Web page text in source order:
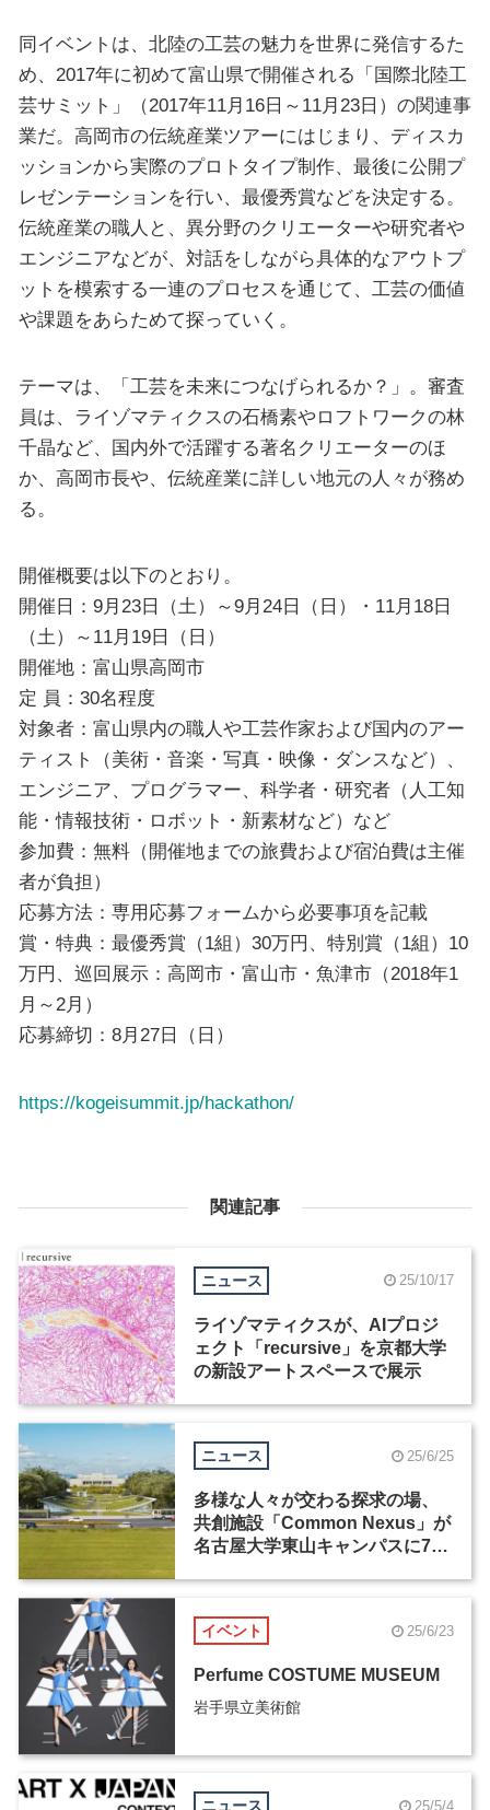
同イベントは、北陸の工芸の魅力を世界に発信するた
め、2017年に初めて富山県で開催される「国際北陸工
芸サミット」（2017年11月16日～11月23日）の関連事
業だ。高岡市の伝統産業ツアーにはじまり、ディスカ
ッションから実際のプロトタイプ制作、最後に公開プ
レゼンテーションを行い、最優秀賞などを決定する。
伝統産業の職人と、異分野のクリエーターや研究者や
エンジニアなどが、対話をしながら具体的なアウトプ
ットを模索する一連のプロセスを通じて、工芸の価値
や課題をあらためて探っていく。
テーマは、「工芸を未来につなげられるか？」。審査
員は、ライゾマティクスの石橋素やロフトワークの林
千晶など、国内外で活躍する著名クリエーターのほ
か、高岡市長や、伝統産業に詳しい地元の人々が務め
る。
開催概要は以下のとおり。
開催日：9月23日（土）～9月24日（日）・11月18日
（土）～11月19日（日）
開催地：富山県高岡市
定 員：30名程度
対象者：富山県内の職人や工芸作家および国内のアー
ティスト（美術・音楽・写真・映像・ダンスなど）、
エンジニア、プログラマー、科学者・研究者（人工知
能・情報技術・ロボット・新素材など）など
参加費：無料（開催地までの旅費および宿泊費は主催
者が負担）
応募方法：専用応募フォームから必要事項を記載
賞・特典：最優秀賞（1組）30万円、特別賞（1組）10
万円、巡回展示：高岡市・富山市・魚津市（2018年1
月～2月）
応募締切：8月27日（日）
https://kogeisummit.jp/hackathon/
関連記事
ニュース 25/10/17
ライゾマティクスが、AIプロジ
ェクト「recursive」を京都大学
の新設アートスペースで展示
ニュース 25/6/25
多様な人々が交わる探求の場、
共創施設「Common Nexus」が
名古屋大学東山キャンパスに7月
イベント 25/6/23
Perfume COSTUME MUSEUM
岩手県立美術館
ニュース 25/5/4